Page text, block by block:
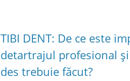
TIBI DENT: De ce este
detartrajul profesional
des trebuie făcut?